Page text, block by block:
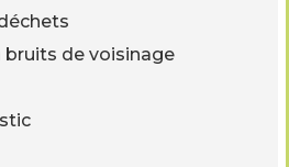
de voisinage